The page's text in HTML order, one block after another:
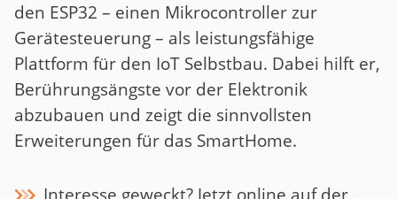
den ESP32 – einen Mikrocontroller zur
Gerätesteuerung – als leistungsfähige
Plattform für den IoT Selbstbau. Dabei hilft er,
Berührungsängste vor der Elektronik
abzubauen und zeigt die sinnvollsten
Erweiterungen für das SmartHome.